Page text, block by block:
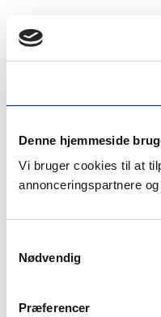
Denne hjemmeside
Vi bruger cookies til at
annonceringspartnere
Nødvendig
Præferencer